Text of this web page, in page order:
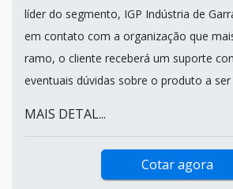
líder do segmento, IGP Indústria de
em contato com a organização que
ramo, o cliente receberá um suporte
eventuais dúvidas sobre o produto a ser
MAIS DETAL...
Cotar agora